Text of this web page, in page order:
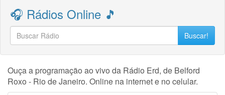
🎧 Rádios Online 🎵
Buscar!
Ouça a programação ao vivo da Rádio Erd, de Belford
Roxo - Rio de Janeiro. Online na internet e no celular.